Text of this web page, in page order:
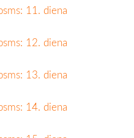
11. diena
12. diena
13. diena
14. diena